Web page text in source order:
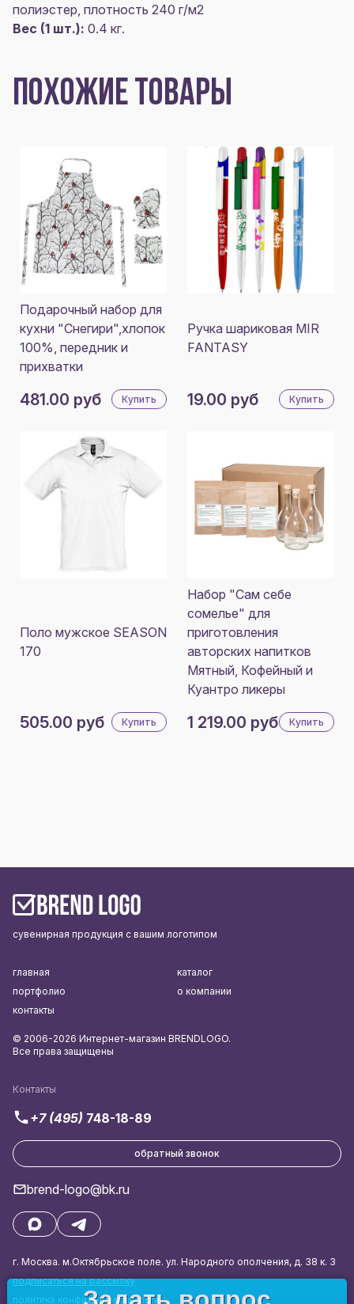
полиэстер, плотность 240 г/м2
Вес (1 шт.): 0.4 кг.
ПОХОЖИЕ ТОВАРЫ
Подарочный набор для
кухни "Снегири",хлопок
100%, передник и
прихватки
481.00 руб Купить
Ручка шариковая MIR
FANTASY
19.00 руб Купить
Поло мужское SEASON
170
505.00 руб Купить
Набор "Сам себе
сомелье" для
приготовления
авторских напитков
Мятный, Кофейный и
Куантро ликеры
1 219.00 руб Купить
сувенирная продукция с вашим логотипом
Контакты
+7 (495) 748-18-89
обратный звонок
brend-logo@bk.ru
г. Москва. м.Октябрьское поле. ул. Народного ополчения, д. 38 к. 3
подписаться на рассылку
политика конфиденциальности
главная
каталог
портфолио
о компании
контакты
© 2006-2026 Интернет-магазин BRENDLOGO.
Все права защищены